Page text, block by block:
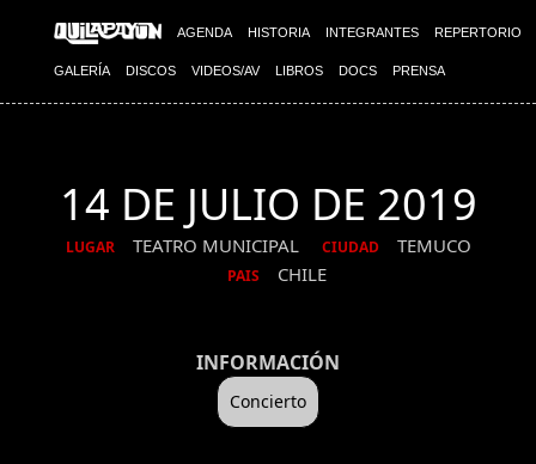
AGENDA HISTORIA INTEGRANTES REPERTORIO
GALERÍA DISCOS VIDEOS/AV LIBROS DOCS PRENSA
14 DE JULIO DE 2019
LUGAR TEATRO MUNICIPAL CIUDAD TEMUCO
PAIS CHILE
INFORMACIÓN
Concierto